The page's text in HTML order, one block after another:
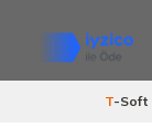
T-Soft